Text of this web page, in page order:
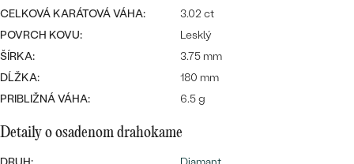
Wave kolekcia
OBJAVIŤ
CELKOVÁ KARÁTOVÁ VÁHA:
3.02 ct
POVRCH KOVU:
Lesklý
ŠÍRKA:
3.75 mm
DĹŽKA:
180 mm
PRIBLIŽNÁ VÁHA:
6.5 g
Detaily o osadenom drahokame